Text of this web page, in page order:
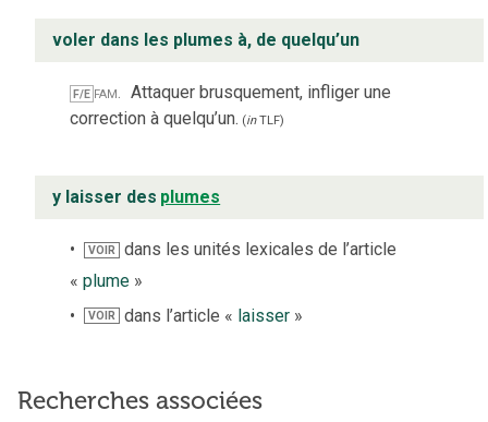
voler dans les plumes à, de quelqu’un
F/E fam. Attaquer brusquement, infliger une
correction à quelqu’un. (inTLF)
y laisser des plumes
VOIR
dans les unités lexicales de l’article
« plume »
VOIR dans l’article « laisser »
Recherches associées